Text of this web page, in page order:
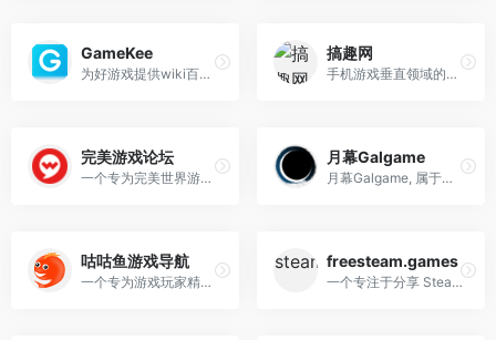
GameKee
为好游戏提供wiki百科和情报攻略
搞趣网
手机游戏垂直领域的媒体网站
完美游戏论坛
一个专为完美世界游戏玩家打造的福利社区
月幕Galgame
月幕Galgame, 属于中国的美少女游戏交流平台！从资讯到评测、wiki到感想、CG到表情包，你想要的全都在这里，来和我们一起打造更适合Galgame爱好者的全生态！
咕咕鱼游戏导航
一个专为游戏玩家精心打造的游戏网址及媒体网站
freesteam.games
一个专注于分享 Steam 平台上免费游戏领取信息和超值组合包情报的网站